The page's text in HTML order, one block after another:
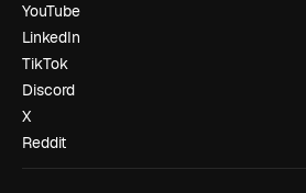
YouTube
LinkedIn
TikTok
Discord
X
Reddit